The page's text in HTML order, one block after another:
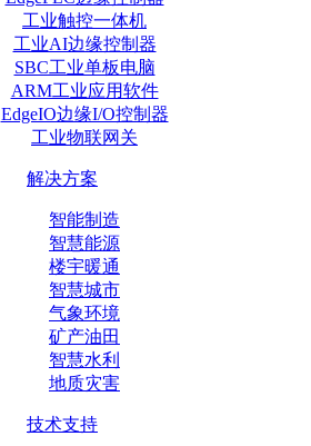
工业触控一体机
工业AI边缘控制器
SBC工业单板电脑
ARM工业应用软件
EdgeIO边缘I/O控制器
工业物联网关
解决方案
智能制造
智慧能源
楼宇暖通
智慧城市
气象环境
矿产油田
智慧水利
地质灾害
技术支持